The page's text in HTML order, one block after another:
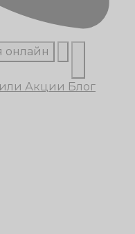
онлайн
Акции Блог